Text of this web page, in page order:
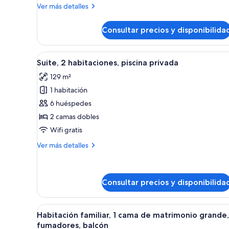
Ver más detalles
Más
Suite
Consultar precios y
Abrir
todas
las
fotos
de
Suite,
2
piscina
Piscina con agua cristalina,
10
Suite, 2 habitaciones, piscina privada
129 m²
1 habitación
6 huéspedes
2 camas dobles
Wifi gratis
Ver más detalles
Más
habitaciones,
piscina
privada
Consultar precios y
Abrir
todas
Habitación de hotel con dos
6
Habitación familiar, 1 cama de matrimonio grande,
fumadores, balcón